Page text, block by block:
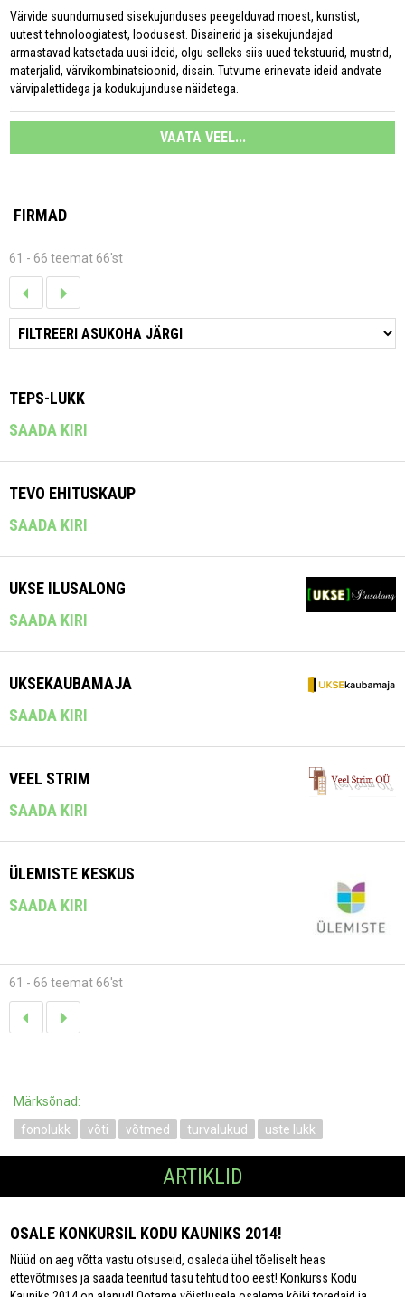
Värvide suundumused sisekujunduses peegelduvad moest, kunstist,
uutest tehnoloogiatest, loodusest. Disainerid ja sisekujundajad
armastavad katsetada uusi ideid, olgu selleks siis uued tekstuurid, mustrid,
materjalid, värvikombinatsioonid, disain. Tutvume erinevate ideid andvate
värvipalettidega ja kodukujunduse näidetega.
VAATA VEEL...
FIRMAD
61 - 66 teemat 66'st
TEPS-LUKK
SAADA KIRI
TEVO EHITUSKAUP
SAADA KIRI
UKSE ILUSALONG
SAADA KIRI
UKSEKAUBAMAJA
SAADA KIRI
VEEL STRIM
SAADA KIRI
ÜLEMISTE KESKUS
SAADA KIRI
61 - 66 teemat 66'st
Märksõnad:
fonolukk
võti võtmed turvalukud uste lukk
ARTIKLID
OSALE KONKURSIL KODU KAUNIKS 2014!
Nüüd on aeg võtta vastu otsuseid, osaleda ühel tõeliselt heas
ettevõtmises ja saada teenitud tasu tehtud töö eest! Konkurss Kodu